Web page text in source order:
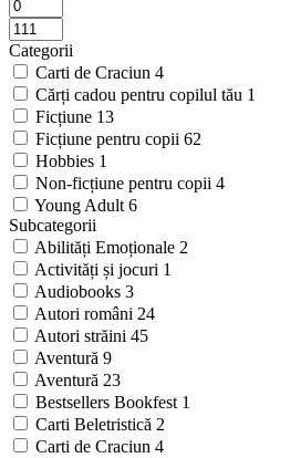
Categorii
Carti de Craciun 4
Cărți cadou pentru copilul tău 1
Ficțiune 13
Ficțiune pentru copii 62
Hobbies 1
Non-ficțiune pentru copii 4
Young Adult 6
Subcategorii
Abilități Emoționale 2
Activități și jocuri 1
Audiobooks 3
Autori români 24
Autori străini 45
Aventură 9
Aventură 23
Bestsellers Bookfest 1
Carti Beletristică 2
Carti de Craciun 4